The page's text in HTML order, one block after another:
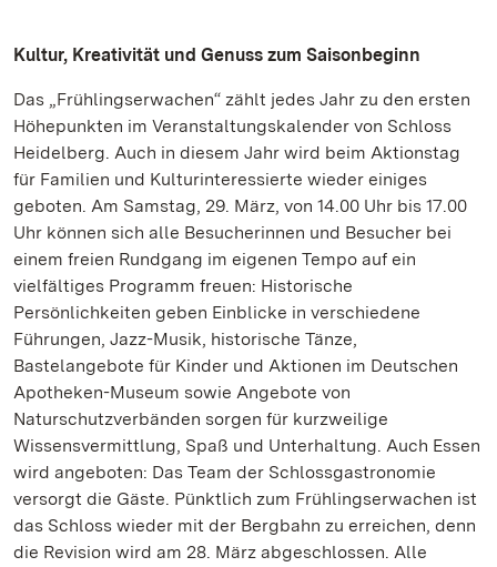
Kultur, Kreativität und Genuss zum Saisonbeginn
Das „Frühlingserwachen“ zählt jedes Jahr zu den ersten
Höhepunkten im Veranstaltungskalender von Schloss
Heidelberg. Auch in diesem Jahr wird beim Aktionstag
für Familien und Kulturinteressierte wieder einiges
geboten. Am Samstag, 29. März, von 14.00 Uhr bis 17.00
Uhr können sich alle Besucherinnen und Besucher bei
einem freien Rundgang im eigenen Tempo auf ein
vielfältiges Programm freuen: Historische
Persönlichkeiten geben Einblicke in verschiedene
Führungen, Jazz-Musik, historische Tänze,
Bastelangebote für Kinder und Aktionen im Deutschen
Apotheken-Museum sowie Angebote von
Naturschutzverbänden sorgen für kurzweilige
Wissensvermittlung, Spaß und Unterhaltung. Auch Essen
wird angeboten: Das Team der Schlossgastronomie
versorgt die Gäste. Pünktlich zum Frühlingserwachen ist
das Schloss wieder mit der Bergbahn zu erreichen, denn
die Revision wird am 28. März abgeschlossen. Alle